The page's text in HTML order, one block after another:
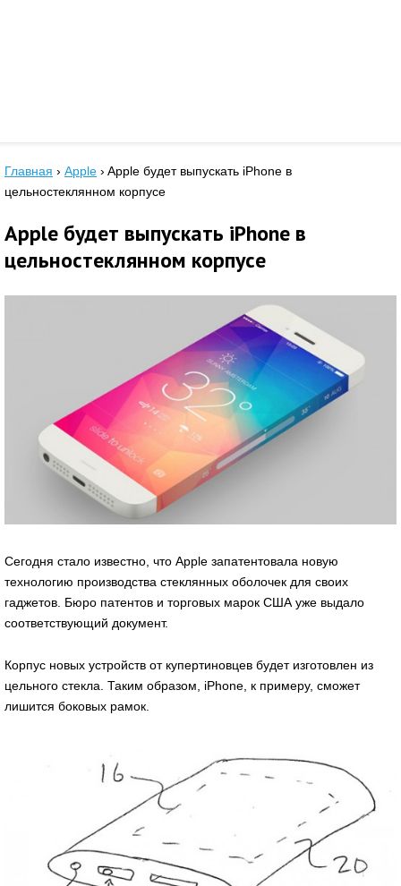
Главная › Apple › Apple будет выпускать iPhone в
цельностеклянном корпусе
Apple будет выпускать iPhone в
цельностеклянном корпусе
Сегодня стало известно, что Apple запатентовала новую
технологию производства стеклянных оболочек для своих
гаджетов. Бюро патентов и торговых марок США уже выдало
соответствующий документ.
Корпус новых устройств от купертиновцев будет изготовлен из
цельного стекла. Таким образом, iPhone, к примеру, сможет
лишится боковых рамок.